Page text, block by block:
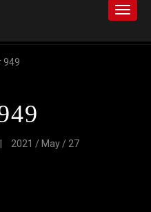
Toggle
949
2021 / May / 27